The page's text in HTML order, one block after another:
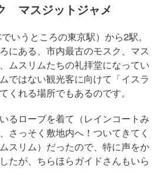
マスジットジャメ
いうところの東京駅）から2駅。
にある、市内最古のモスク、マス
ムスリムたちの礼拝堂になってい
ではない観光客に向けて「イスラ
くれる場所でもあるのです。
るローブを着て（レインコートみ
さっそく敷地内へ！ついてきてく
スリム）だったので、特に声をか
たが、ちらほらガイドさんもいら